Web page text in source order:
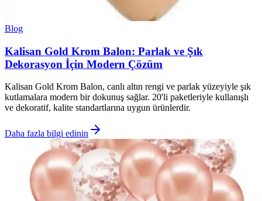
Blog
Kalisan Gold Krom Balon: Parlak ve Şık
Dekorasyon İçin Modern Çözüm
Kalisan Gold Krom Balon, canlı altın rengi ve parlak yüzeyiyle şık
kutlamalara modern bir dokunuş sağlar. 20'li paketleriyle kullanışlı
ve dekoratif, kalite standartlarına uygun ürünlerdir.
Daha fazla bilgi edinin